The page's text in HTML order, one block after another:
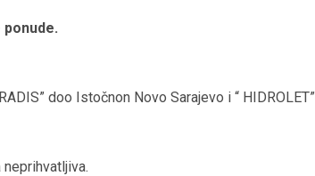
ponude.
doo Istočnon Novo Sarajevo i “
neprihvatljiva.